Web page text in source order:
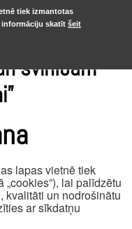
svinībām
lapas vietnē tiek
lai palīdzētu
kvalitāti un nodrošinātu
ar sīkdatņu
tiek izmantotas
informāciju skatīt šeit